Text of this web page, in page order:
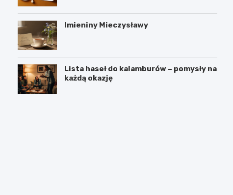
Imieniny Mieczysławy
Lista haseł do kalamburów – pomysły na
każdą okazję